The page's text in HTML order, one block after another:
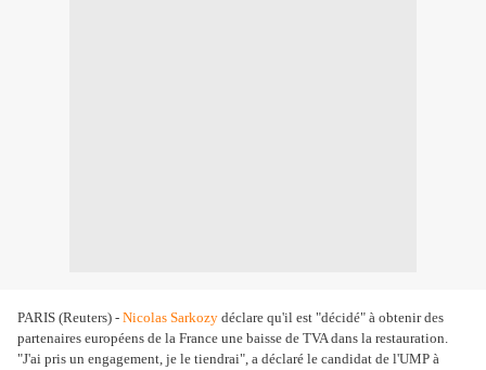
PARIS (Reuters) - Nicolas Sarkozy déclare qu'il est "décidé" à obtenir des
partenaires européens de la France une baisse de TVA dans la restauration.
"J'ai pris un engagement, je le tiendrai", a déclaré le candidat de l'UMP à